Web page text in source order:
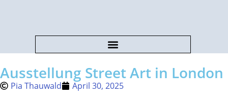
Ausstellung Street Art in London
Pia Thauwald April 30, 2025